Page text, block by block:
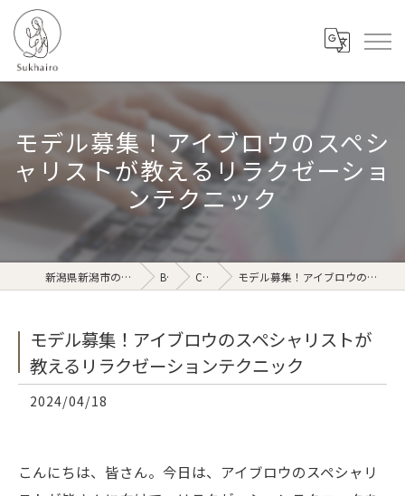
モデル募集！アイブロウのスペシ
ャリストが教えるリラクゼーショ
ンテクニック
新潟県新潟市のリラクゼーションならSukhairo Blog Column モデル募集！アイブロウのスペシャリストが教えるリラクゼーションテクニック
モデル募集！アイブロウのスペシャリストが
教えるリラクゼーションテクニック
2024/04/18
こんにちは、皆さん。今日は、アイブロウのスペシャリ